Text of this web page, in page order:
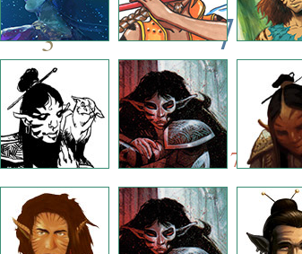
7
7
7 7
7
7
3
4
3